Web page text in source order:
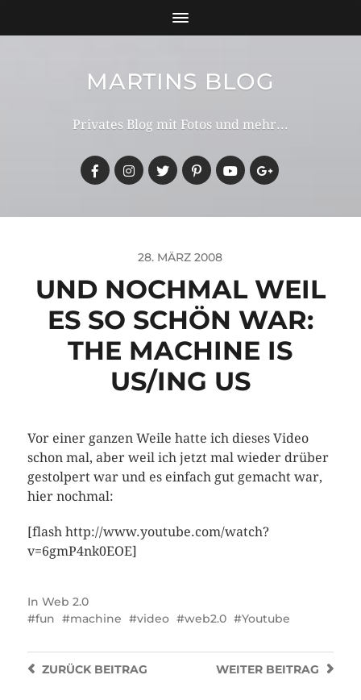
MARTINS BLOG
Privates Blog mit Fotos und mehr...
28. MÄRZ 2008
UND NOCHMAL WEIL
ES SO SCHÖN WAR:
THE MACHINE IS
US/ING US
Vor einer ganzen Weile hatte ich dieses Video
schon mal, aber weil ich jetzt mal wieder drüber
gestolpert war und es einfach gut gemacht war,
hier nochmal:
[flash http://www.youtube.com/watch?
v=6gmP4nk0EOE]
In Web 2.0
fun
machine video web2.0 Youtube
WEITER BEITRAG
ZURÜCKBEITRAG